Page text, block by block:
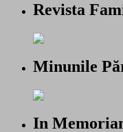
Revista
Minunile
In